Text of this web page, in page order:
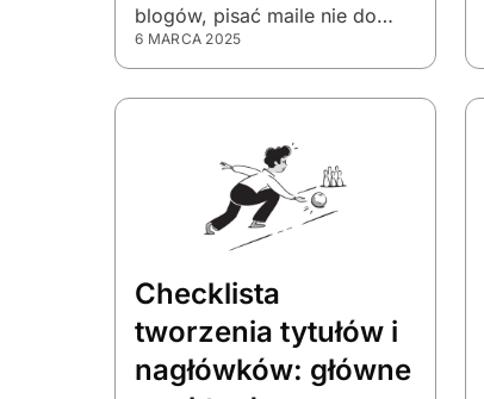
blogów, pisać maile nie do
zignorowania i tworzyć
artykuły, które realnie
pozyskują klientów.
6 MARCA 2025
Checklista
tworzenia tytułów i
nagłówków: główne